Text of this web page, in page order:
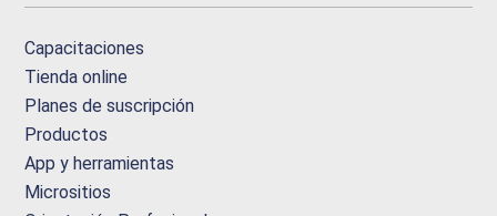
Capacitaciones
Tienda online
Planes de suscripción
Productos
App y herramientas
Micrositios